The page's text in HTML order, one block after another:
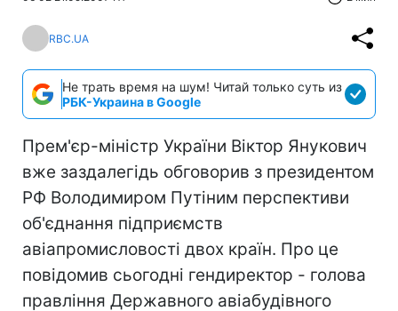
RBC.UA
Не трать время на шум! Читай только суть из
РБК-Украина в Google
Прем'єр-міністр України Віктор Янукович
вже заздалегідь обговорив з президентом
РФ Володимиром Путіним перспективи
об'єднання підприємств
авіапромисловості двох країн. Про це
повідомив сьогодні гендиректор - голова
правління Державного авіабудівного